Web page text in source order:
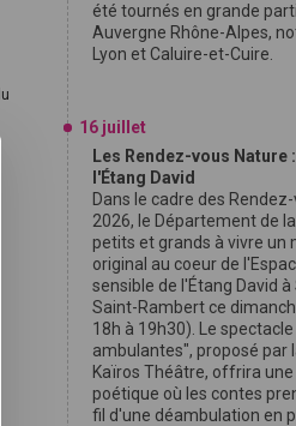
été tournés en grande
Auvergne Rhône-Alpes,
Lyon et Caluire-et-Cuire.
16 juillet
Les Rendez-vous Nature
l'Étang David
Dans le cadre des
2026, le Département de
petits et grands à vivre un
original au coeur de
sensible de l'Étang David
Saint-Rambert ce
18h à 19h30). Le
ambulantes", proposé par
Kaïros Théâtre, offrira
poétique où les contes
fil d'une déambulation en